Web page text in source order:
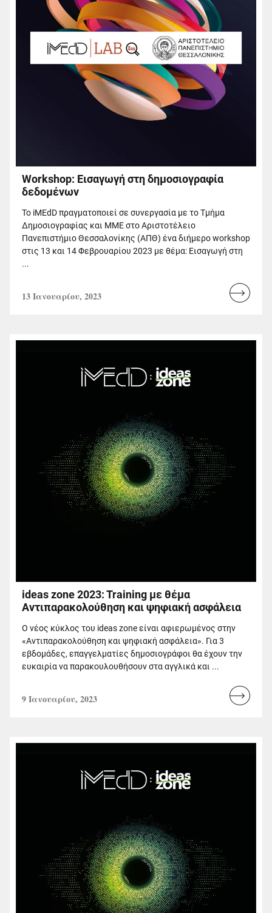
Workshop: Εισαγωγή στη δημοσιογραφία
δεδομένων
Το iMEdD πραγματοποιεί σε συνεργασία με το Τμήμα
Δημοσιογραφίας και ΜΜΕ στο Αριστοτέλειο
Πανεπιστήμιο Θεσσαλονίκης (ΑΠΘ) ένα διήμερο workshop
στις 13 και 14 Φεβρουαρίου 2023 με θέμα: Εισαγωγή στη
...
13 Ιανουαρίου, 2023
Read
ideas zone 2023: Training με θέμα
Αντιπαρακολούθηση και ψηφιακή ασφάλεια
Ο νέος κύκλος του ideas zone είναι αφιερωμένος στην
«Αντιπαρακολούθηση και ψηφιακή ασφάλεια». Για 3
εβδομάδες, επαγγελματίες δημοσιογράφοι θα έχουν την
ευκαιρία να παρακουλουθήσουν στα αγγλικά και ...
9 Ιανουαρίου, 2023
Read